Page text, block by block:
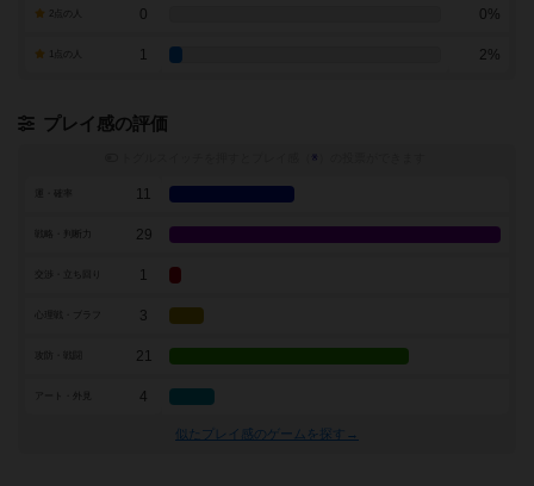
0 0%
1 2%
プレイ感の評価
※
11
戦略・判断力 29
1
3
21
アート・外見 4
似たプレイ感のゲームを探す→